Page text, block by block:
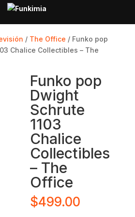
/ The Office / Funko pop
Chalice Collectibles – The
Funko pop
Dwight
Schrute
1103
Chalice
Collectibles
– The
Office
$499.00